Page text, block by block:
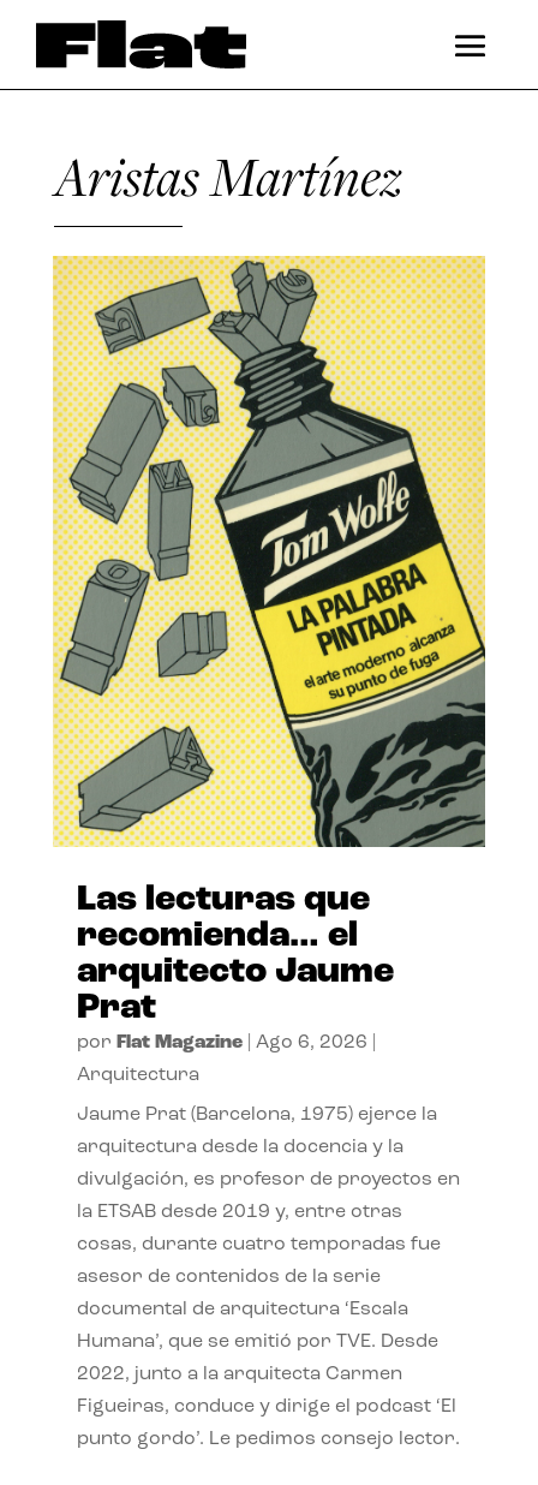
Aristas Martínez
Las lecturas que
recomienda… el
arquitecto Jaume
Prat
por Flat Magazine| Ago 6, 2026
Arquitectura
Jaume Prat (Barcelona, 1975) ejerce la
arquitectura desde la docencia y la
divulgación, es profesor de proyectos en
la ETSAB desde 2019 y, entre otras
cosas, durante cuatro temporadas fue
asesor de contenidos de la serie
documental de arquitectura ‘Escala
Humana’, que se emitió por TVE. Desde
2022, junto a la arquitecta Carmen
Figueiras, conduce y dirige el podcast ‘El
punto gordo’. Le pedimos consejo lector.